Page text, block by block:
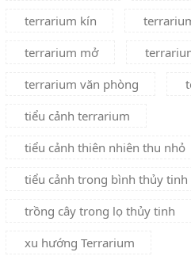
terrarium kín
terrarium mở
terrarium văn phòng
tiểu cảnh terrarium
tiểu cảnh thiên nhiên thu nhỏ
tiểu cảnh trong bình thủy tinh
trồng cây trong lọ thủy tinh
xu hướng Terrarium